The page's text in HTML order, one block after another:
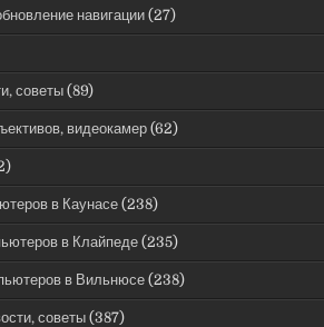
навигации (27)
советы (89)
видеокамер (62)
в Каунасе (238)
в Клайпеде (235)
в Вильнюсе (238)
советы (387)